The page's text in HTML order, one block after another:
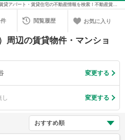
鎌ケ谷市鎌ケ谷（千葉県）の賃貸マンション・賃貸アパート・賃貸住宅の不動産情報を検索！不動産賃貸の物件探しは、お部屋探しのエイブル
閲覧履歴 お気に入り
周辺の賃貸物件・マンショ
変更する
し 変更する